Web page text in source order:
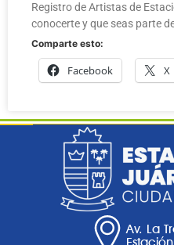
Registro de Artistas de
conocerte y que seas parte
Comparte esto:
Facebook X
Av. La